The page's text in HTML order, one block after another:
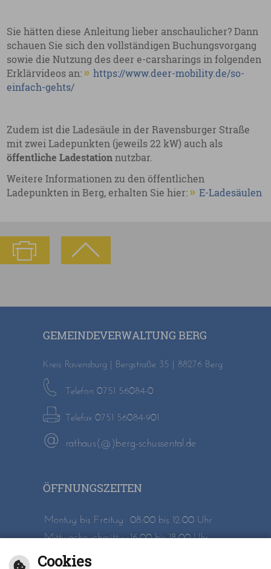
Sie hätten diese Anleitung lieber anschaulicher? Dann
schauen Sie sich den vollständigen Buchungsvorgang
sowie die Nutzung des deer e-carsharings in folgenden
Erklärvideos an:
https://www.deer-mobility.de/so-
einfach-gehts/
Zudem ist die Ladesäule in der Ravensburger Straße
mit zwei Ladepunkten (jeweils 22 kW) auch als
öffentliche Ladestationnutzbar.
Weitere Informationen zu den öffentlichen
Ladepunkten in Berg, erhalten Sie hier:
E-Ladesäulen
GEMEINDEVERWALTUNG BERG
Kreis Ravensburg | Bergstraße 35 | 88276 Berg
Telefon 0751 56084-0
Telefax 0751 56084-901
rathaus(@)berg-schussental.de
ÖFFNUNGSZEITEN
Montag bis Freitag 08:00 bis 12:00 Uhr
Mittwochnachmittag16:00 bis 18:00 Uhr
Cookies